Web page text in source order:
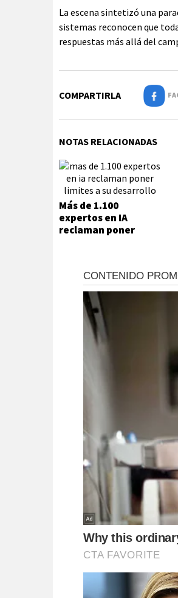
La escena sintetizó una
sistemas reconocen que
respuestas más allá del
COMPARTIRLA
NOTAS RELACIONADAS
Más de 1.100
expertos en IA
reclaman poner